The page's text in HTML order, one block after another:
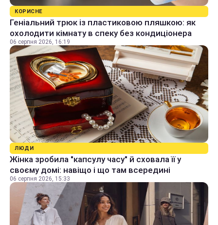
КОРИСНЕ
Геніальний трюк із пластиковою пляшкою: як
охолодити кімнату в спеку без кондиціонера
06 серпня 2026, 16:19
ЛЮДИ
Жінка зробила "капсулу часу" й сховала її у
своєму домі: навіщо і що там всередині
06 серпня 2026, 15:33